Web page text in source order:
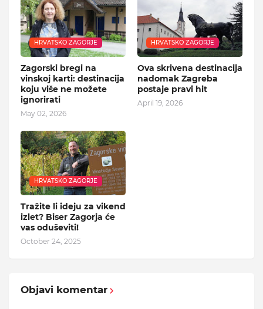
HRVATSKO ZAGORJE
Zagorski bregi na
vinskoj karti: destinacija
koju više ne možete
ignorirati
May 02, 2026
HRVATSKO ZAGORJE
Ova skrivena destinacija
nadomak Zagreba
postaje pravi hit
April 19, 2026
HRVATSKO ZAGORJE
Tražite li ideju za vikend
izlet? Biser Zagorja će
vas oduševiti!
October 24, 2025
Objavi komentar